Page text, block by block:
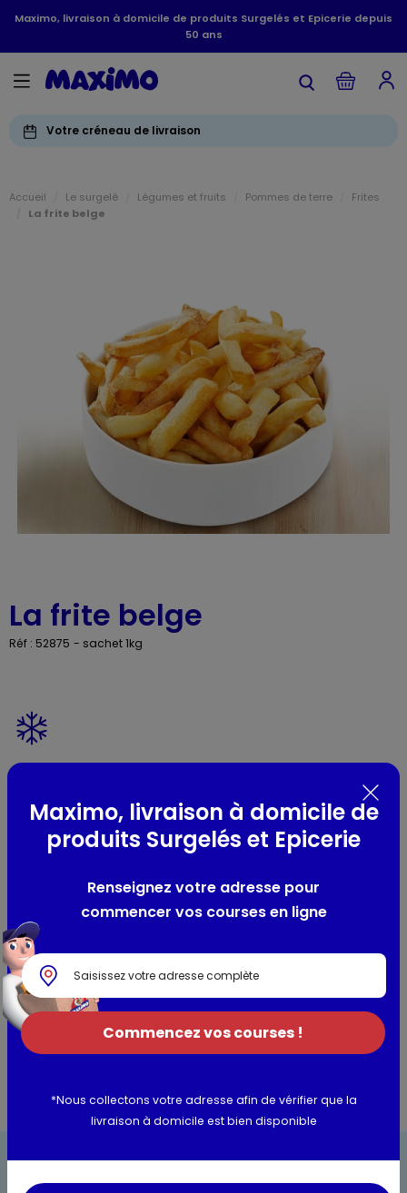
Maximo, livraison à domicile de produits Surgelés et Epicerie depuis
50 ans
Votre créneau de livraison
Accueil Le surgelé Légumes et fruits Pommes de terre
Frites
La frite belge
La frite belge
Réf : 52875 - sachet 1kg
Utilisation et conservation
Composition / Ingrédients / Allergènes
Pommes de terre (96,5%), huile de tournesol (3,5%).
Valeurs nutritionnelles
Maximo, livraison à domicile de
produits Surgelés et Epicerie
Renseignez votre adresse pour
commencer vos courses en ligne
Commencez vos courses !
*Nous collectons votre adresse afin de vérifier que la
livraison à domicile est bien disponible